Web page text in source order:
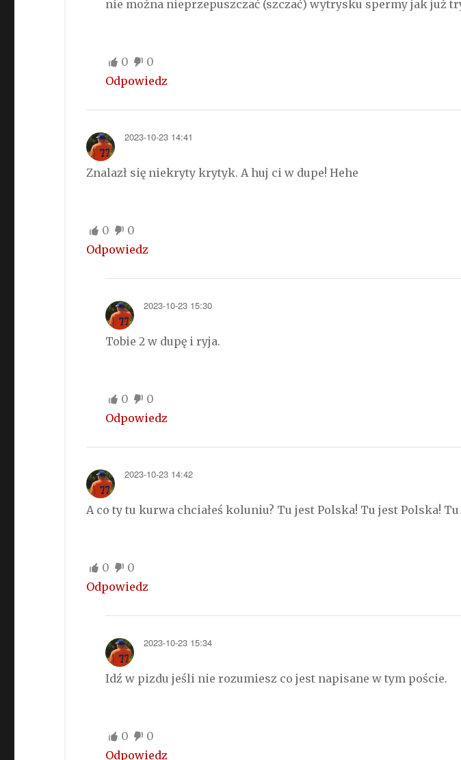
nie można nieprzepuszczać (szczać) wytrysku spermy jak już
0
0
Odpowiedz
2023-10-23 14:41
Znalazł się niekryty krytyk. A huj ci w dupe! Hehe
0
0
Odpowiedz
2023-10-23 15:30
Tobie 2 w dupę i ryja.
0
0
Odpowiedz
2023-10-23 14:42
A co ty tu kurwa chciałeś koluniu? Tu jest Polska! Tu jest Polska!
0
0
Odpowiedz
2023-10-23 15:34
Idź w pizdu jeśli nie rozumiesz co jest napisane w tym poście.
0
0
Odpowiedz